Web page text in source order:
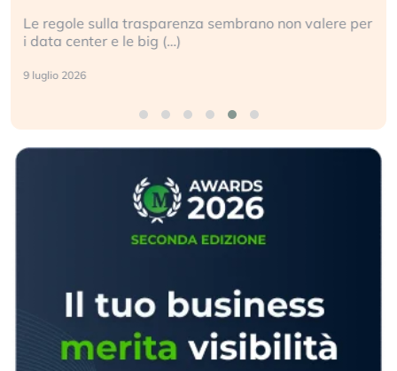
Le regole sulla trasparenza sembrano non valere per
i data center e le big (…)
9 luglio 2026